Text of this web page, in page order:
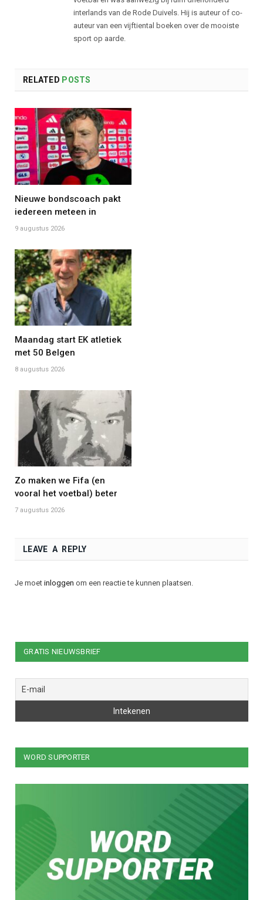
interlands van de Rode Duivels. Hij is auteur of co-
auteur van een vijftiental boeken over de mooiste
sport op aarde.
RELATED POSTS
Nieuwe bondscoach pakt
iedereen meteen in
9 augustus 2026
Maandag start EK atletiek
met 50 Belgen
8 augustus 2026
Zo maken we Fifa (en
vooral het voetbal) beter
7 augustus 2026
LEAVE A REPLY
Je moet inloggen om een reactie te kunnen plaatsen.
GRATIS NIEUWSBRIEF
WORD SUPPORTER